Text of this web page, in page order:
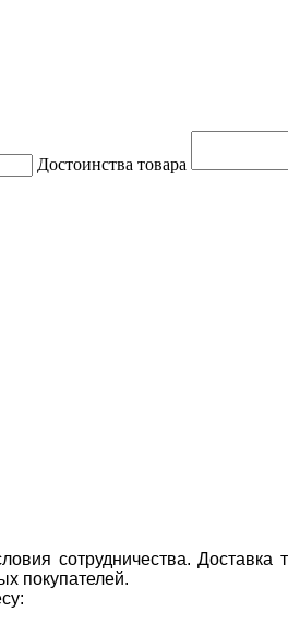
Достоинства товара
сотрудничества.
покупателей.